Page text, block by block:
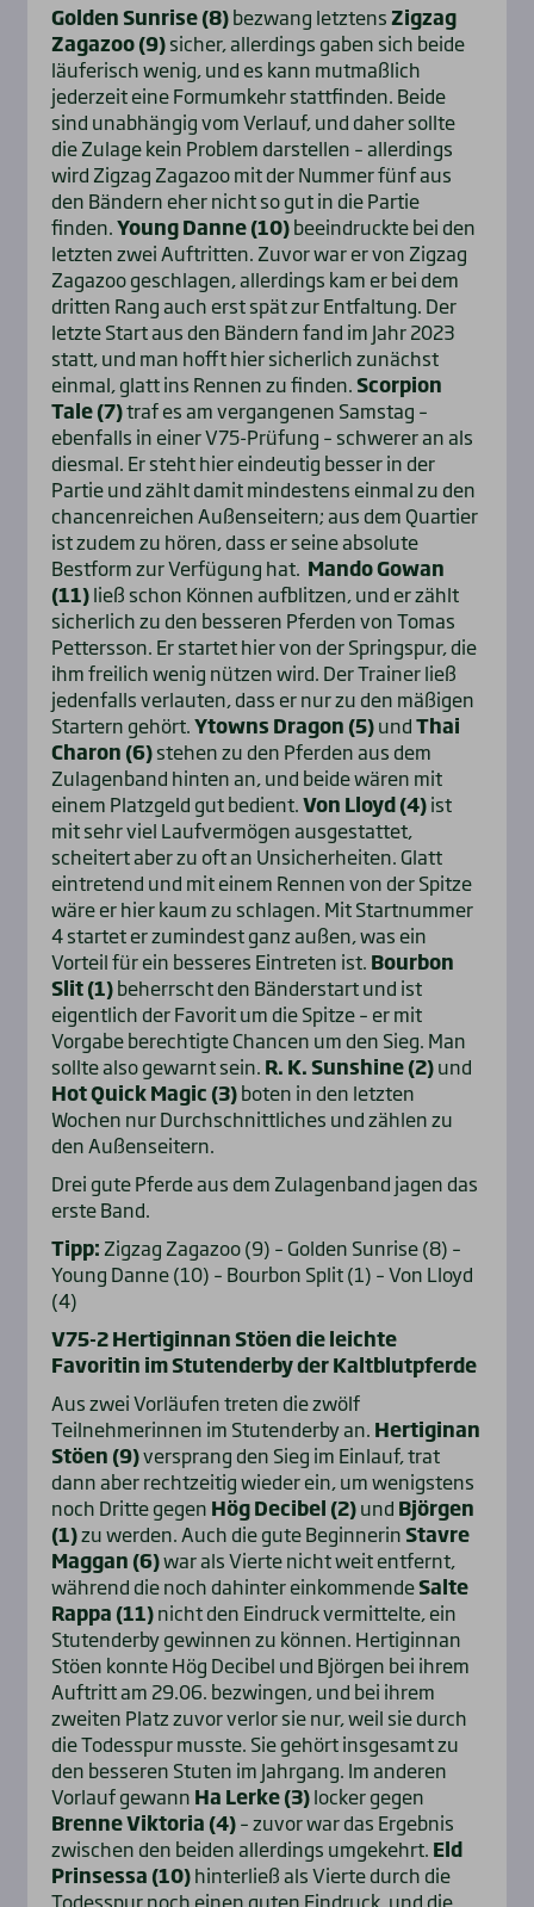
Golden Sunrise (8)bezwang letztensZigzag
Zagazoo (9)sicher, allerdings gaben sich beide
läuferisch wenig, und es kann mutmaßlich
jederzeit eine Formumkehr stattfinden. Beide
sind unabhängig vom Verlauf, und daher sollte
die Zulage kein Problem darstellen – allerdings
wird Zigzag Zagazoo mit der Nummer fünf aus
den Bändern eher nicht so gut in die Partie
finden.Young Danne (10)beeindruckte bei den
letzten zwei Auftritten. Zuvor war er von Zigzag
Zagazoo geschlagen, allerdings kam er bei dem
dritten Rang auch erst spät zur Entfaltung. Der
letzte Start aus den Bändern fand im Jahr 2023
statt, und man hofft hier sicherlich zunächst
einmal, glatt ins Rennen zu finden.Scorpion
Tale (7)traf es am vergangenen Samstag –
ebenfalls in einer V75-Prüfung – schwerer an als
diesmal. Er steht hier eindeutig besser in der
Partie und zählt damit mindestens einmal zu den
chancenreichen Außenseitern; aus dem Quartier
ist zudem zu hören, dass er seine absolute
Bestform zur Verfügung hat. Mando Gowan
(11)ließ schon Können aufblitzen, und er zählt
sicherlich zu den besseren Pferden von Tomas
Pettersson. Er startet hier von der Springspur, die
ihm freilich wenig nützen wird. Der Trainer ließ
jedenfalls verlauten, dass er nur zu den mäßigen
Startern gehört.Ytowns Dragon (5)undThai
Charon (6)stehen zu den Pferden aus dem
Zulagenband hinten an, und beide wären mit
einem Platzgeld gut bedient.Von Lloyd (4)ist
mit sehr viel Laufvermögen ausgestattet,
scheitert aber zu oft an Unsicherheiten. Glatt
eintretend und mit einem Rennen von der Spitze
wäre er hier kaum zu schlagen. Mit Startnummer
4 startet er zumindest ganz außen, was ein
Vorteil für ein besseres Eintreten ist. Bourbon
Slit (1)beherrscht den Bänderstart und ist
eigentlich der Favorit um die Spitze – er mit
Vorgabe berechtigte Chancen um den Sieg. Man
sollte also gewarnt sein. R. K. Sunshine (2)und
Hot Quick Magic (3)boten in den letzten
Wochen nur Durchschnittliches und zählen zu
den Außenseitern.
Drei gute Pferde aus dem Zulagenband jagen das
erste Band.
Tipp: Zigzag Zagazoo (9) – Golden Sunrise (8) –
Young Danne (10) – Bourbon Split (1) – Von Lloyd
(4)
V75-2 Hertiginnan Stöen die leichte
Favoritin im Stutenderby der Kaltblutpferde
Aus zwei Vorläufen treten die zwölf
Teilnehmerinnen im Stutenderby an. Hertiginan
Stöen (9)versprang den Sieg im Einlauf, trat
dann aber rechtzeitig wieder ein, um wenigstens
noch Dritte gegen Hög Decibel (2)und Björgen
(1)zu werden. Auch die gute BeginnerinStavre
Maggan (6)war als Vierte nicht weit entfernt,
während die noch dahinter einkommendeSalte
Rappa (11)nicht den Eindruck vermittelte, ein
Stutenderby gewinnen zu können. Hertiginnan
Stöen konnte Hög Decibel und Björgen bei ihrem
Auftritt am 29.06. bezwingen, und bei ihrem
zweiten Platz zuvor verlor sie nur, weil sie durch
die Todesspur musste. Sie gehört insgesamt zu
den besseren Stuten im Jahrgang. Im anderen
Vorlauf gewann Ha Lerke (3)locker gegen
Brenne Viktoria (4)– zuvor war das Ergebnis
zwischen den beiden allerdings umgekehrt. Eld
Prinsessa (10)hinterließ als Vierte durch die
Todesspur noch einen guten Eindruck, und die